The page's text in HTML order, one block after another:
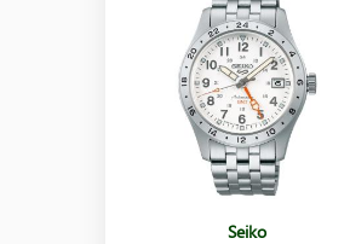
Seiko